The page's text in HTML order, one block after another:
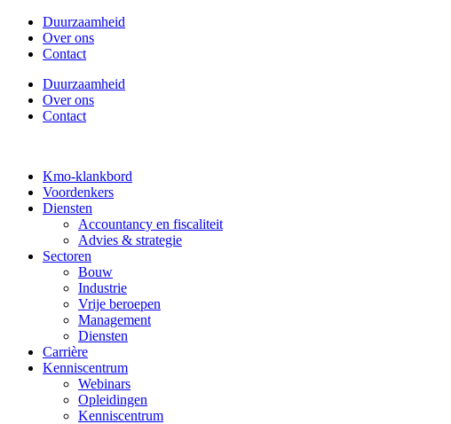
Duurzaamheid
Over ons
Contact
Duurzaamheid
Over ons
Contact
Kmo-klankbord
Voordenkers
Diensten
Accountancy en fiscaliteit
Advies & strategie
Sectoren
Bouw
Industrie
Vrije beroepen
Management
Diensten
Carrière
Kenniscentrum
Webinars
Opleidingen
Kenniscentrum